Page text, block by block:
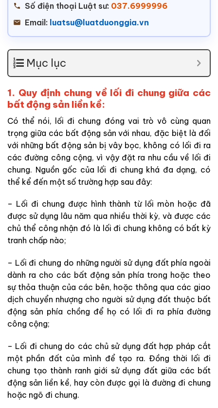
Số điện thoại Luật sư: 037.6999996
Email: luatsu@luatduonggia.vn
Mục lục
1. Quy định chung về lối đi chung giữa các
bất động sản liền kề:
Có thể nói, lối đi chung đóng vai trò vô cùng quan
trọng giữa các bất động sản với nhau, đặc biệt là đối
với những bất động sản bị vây bọc, không có lối đi ra
các đường công cộng, vì vậy đặt ra nhu cầu về lối đi
chung. Nguồn gốc của lối đi chung khá đa dạng, có
thể kể đến một số trường hợp sau đây:
– Lối đi chung được hình thành từ lối mòn hoặc đã
được sử dụng lâu năm qua nhiều thời kỳ, và được các
chủ thể công nhận đó là lối đi chung không có bất kỳ
tranh chấp nào;
– Lối đi chung do những người sử dụng đất phía ngoài
dành ra cho các bất động sản phía trong hoặc theo
sự thỏa thuận của các bên, hoặc thông qua các giao
dịch chuyển nhượng cho người sử dụng đất thuộc bất
động sản phía chồng để họ có lối đi ra phía đường
công cộng;
– Lối đi chung do các chủ sử dụng đất hợp pháp cắt
một phần đất của mình để tạo ra. Đồng thời lối đi
chung tạo thành ranh giới sử dụng đất giữa các bất
động sản liền kề, hay còn được gọi là đường đi chung
hoặc ngõ đi chung.